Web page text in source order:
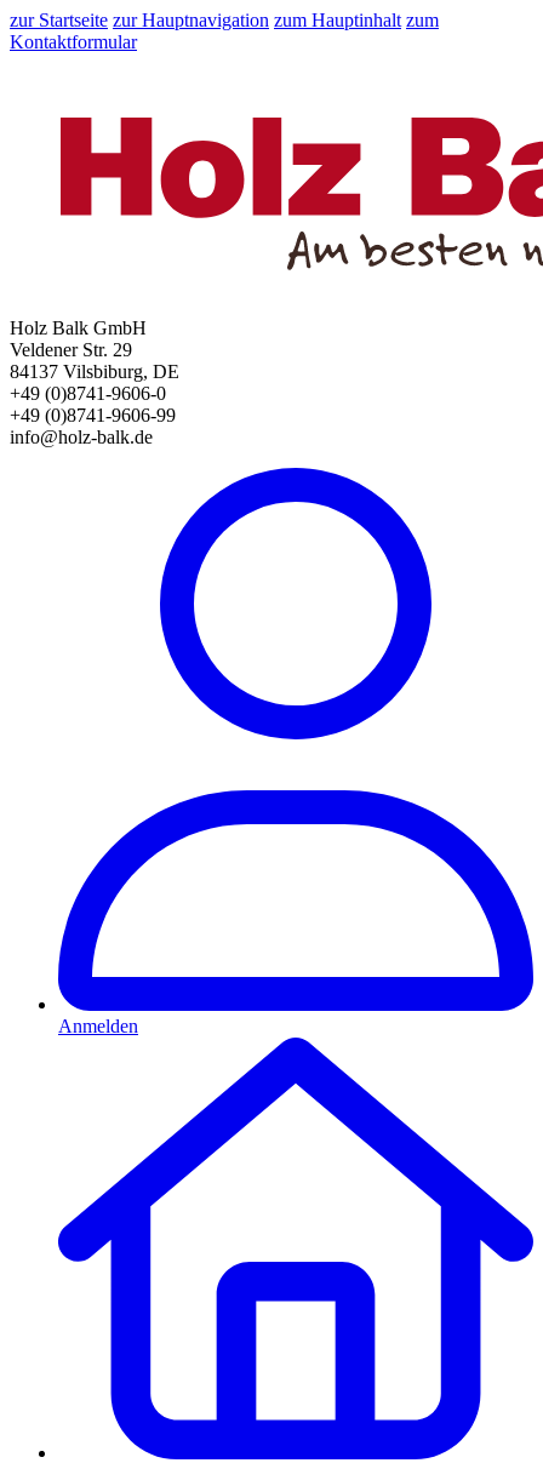
zur Startseite zur Hauptnavigation zum Hauptinhalt zum
Kontaktformular
Holz Balk GmbH
Veldener Str. 29
84137 Vilsbiburg, DE
+49 (0)8741-9606-0
+49 (0)8741-9606-99
info@holz-balk.de
Anmelden